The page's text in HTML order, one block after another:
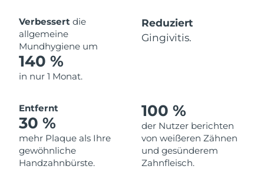
Verbessert die
allgemeine
Mundhygiene um
140 %
in nur 1 Monat.
Reduziert
Gingivitis.
Entfernt
30 %
mehr Plaque als Ihre
gewöhnliche
Handzahnbürste.
100 %
der Nutzer berichten
von weißeren Zähnen
und gesünderem
Zahnfleisch.